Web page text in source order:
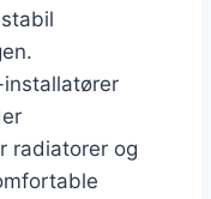
installatører
radiatorer og